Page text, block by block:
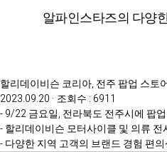
알파인스타즈의 다양
할리데이비슨 코리아, 전주 팝업 스토
2023.09.20 · 조회수 : 6911
- 9/22 금요일, 전라북도 전주시에 팝
- 할리데이비슨 모터사이클 및 의류 전
- 다양한 지역 고객의 브랜드 경험 편